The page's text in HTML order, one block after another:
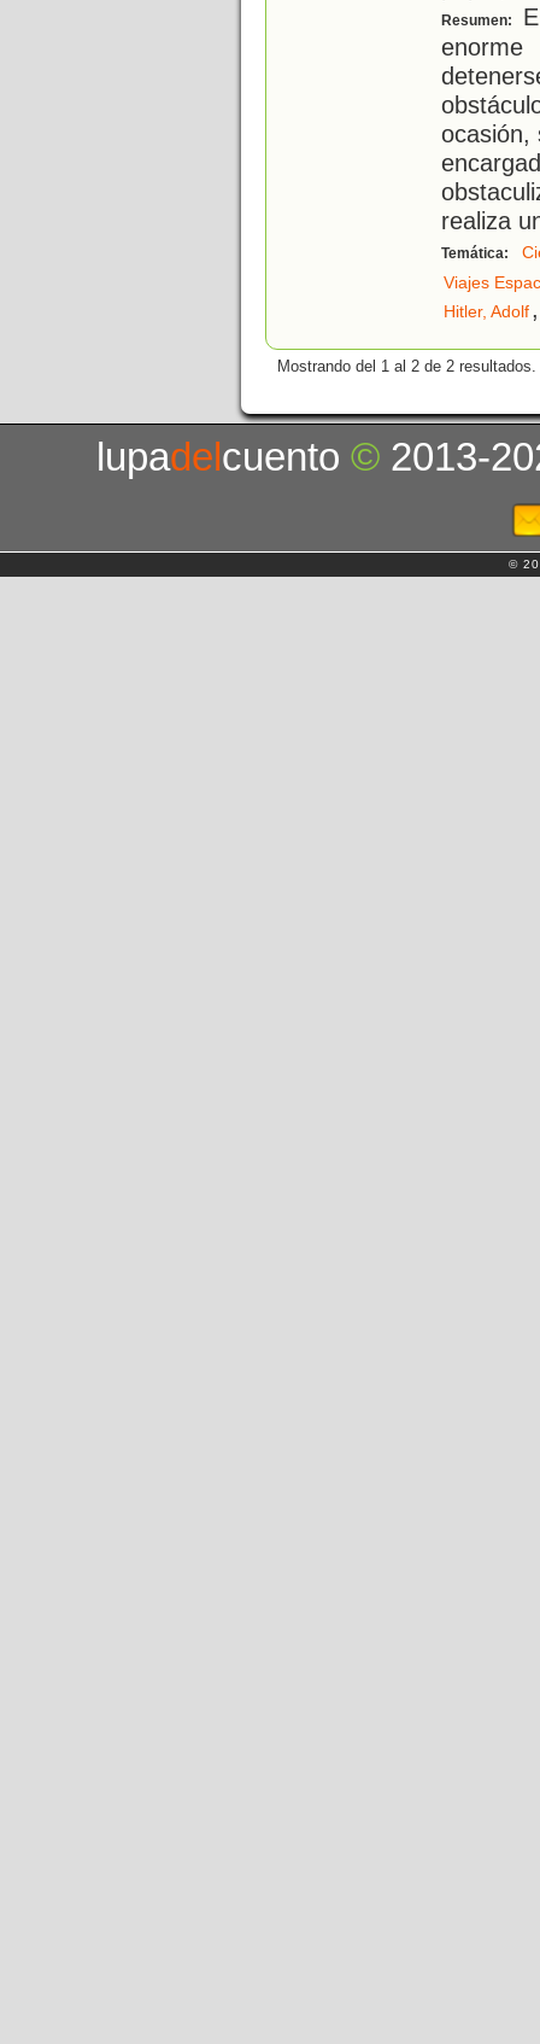
Resumen:
ocasión,
realiza
Temática:
Viajes
Hitler, Adolf,
Mostrando del 1 al 2 de 2 resultados.
lupadelcuento© 2013-
©